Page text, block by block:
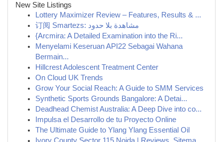
New Site Listings
Lottery Maximizer Review – Features, Results & ...
订阅 Smartezs: مشاهدة بلا حدود
{Arcmira: A Detailed Examination into the Ri...
Menyelami Keseruan API22 Sebagai Wahana
Bermain...
Hillcrest Adolescent Treatment Center
On Cloud UK Trends
Grow Your Social Reach: A Guide to SMM Services
Synthetic Sports Grounds Bangalore: A Detai...
Deadhead Chemist Australia: A Deep Dive into co...
Impulsa el Desarrollo de tu Proyecto Online
The Ultimate Guide to Ylang Ylang Essential Oil